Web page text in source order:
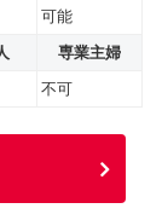
可能
専業主婦
不可